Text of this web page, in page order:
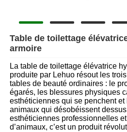
Table de toilettage
armoire
La table de toilettage élévatrice
produite par Lehuo résout les
tables de beauté ordinaires : le
égarés, les blessures physiques
esthéticiennes qui se penchent
animaux qui désobéissent
esthéticiennes professionnelles
d’animaux, c’est un produit